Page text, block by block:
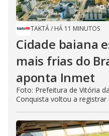
TAKTÁ/ HÁ 11 MINUTOS
Cidade baiana
mais frias do
aponta Inmet
Foto: Prefeitura de Vitória
Conquista voltou a registrar